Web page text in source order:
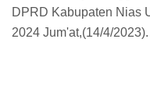
DPRD Kabupaten Nias
2024 Jum'at,(14/4/2023).